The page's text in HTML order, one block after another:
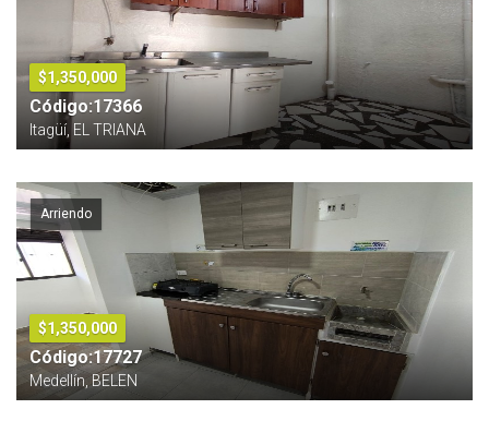
$1,350,000
Código:17366
Itagüí, EL TRIANA
Arriendo
$1,350,000
Código:17727
Medellín, BELEN